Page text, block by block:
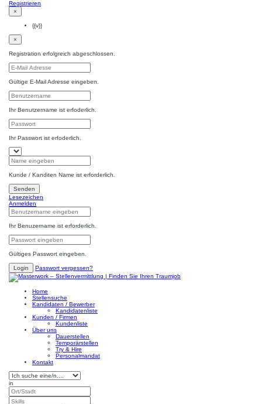
Registrieren
×
{{v}}
×
Registration erfolgreich abgeschlossen.
Gültige E-Mail Adresse eingeben.
Ihr Benutzername ist erfoderlich.
Ihr Passwort ist erfoderlich.
Kunde / Kanditen Name ist erforderlich.
Senden
Lesezeichen
Anmelden
Ihr Benuzername ist erforderlich.
Gültiges Passwort eingeben.
Passwort vergessen?
Home
Stellensuche
Kandidaten / Bewerber
Kandidatenliste
Kunden / Firmen
Kundenliste
Über uns
Dauerstellen
Temporärstellen
Try & Hire
Personalmandat
Kontakt
in